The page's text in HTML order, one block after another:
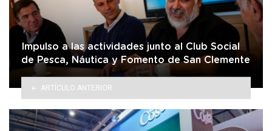
Impulso a las actividades junto al Club Social
de Pesca, Náutica y Fomento de San Clemente
ARTÍCULO ANTERIOR